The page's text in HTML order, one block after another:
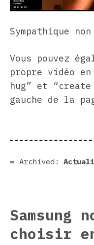
Sympathique
Vous pouvez
propre vidéo
hug” et “create
gauche de la
Archived:
Samsung
choisir